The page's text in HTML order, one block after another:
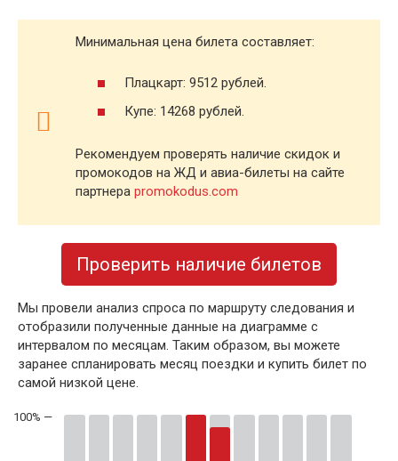
Минимальная цена билета составляет:
Плацкарт: 9512 рублей.
Купе: 14268 рублей.
Рекомендуем проверять наличие скидок и
промокодов на ЖД и авиа-билеты на сайте
партнера promokodus.com
Проверить наличие билетов
Мы провели анализ спроса по маршруту следования и
отобразили полученные данные на диаграмме с
интервалом по месяцам. Таким образом, вы можете
заранее спланировать месяц поездки и купить билет по
самой низкой цене.